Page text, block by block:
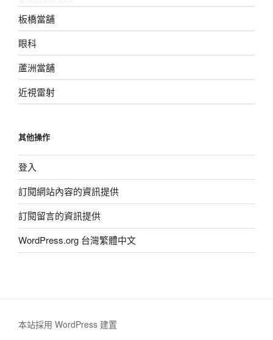
板橋當舖
眼科
蘆洲當舖
近視雷射
其他操作
登入
訂閱網站內容的資訊提供
訂閱留言的資訊提供
WordPress.org 台灣繁體中文
本站採用 WordPress 建置